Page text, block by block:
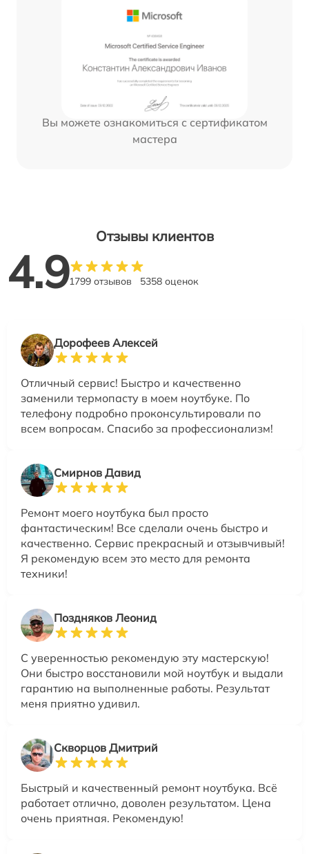
Вы можете ознакомиться с сертификатом
мастера
Отзывы клиентов
4.91799 отзывов 5358 оценок
Дорофеев Алексей
Отличный сервис! Быстро и качественно
заменили термопасту в моем ноутбуке. По
телефону подробно проконсультировали по
всем вопросам. Спасибо за профессионализм!
Смирнов Давид
Ремонт моего ноутбука был просто
фантастическим! Все сделали очень быстро и
качественно. Сервис прекрасный и отзывчивый!
Я рекомендую всем это место для ремонта
техники!
Поздняков Леонид
С уверенностью рекомендую эту мастерскую!
Они быстро восстановили мой ноутбук и выдали
гарантию на выполненные работы. Результат
меня приятно удивил.
Скворцов Дмитрий
Быстрый и качественный ремонт ноутбука. Всё
работает отлично, доволен результатом. Цена
очень приятная. Рекомендую!